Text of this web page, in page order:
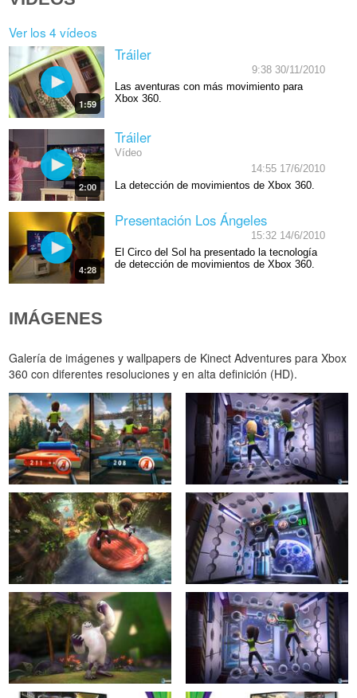
Ver los 4 vídeos
1:59
Tráiler
9:38 30/11/2010
Las aventuras con más movimiento para
Xbox 360.
2:00
Tráiler
Vídeo
14:55 17/6/2010
La detección de movimientos de Xbox 360.
4:28
Presentación Los Ángeles
15:32 14/6/2010
El Circo del Sol ha presentado la tecnología
de detección de movimientos de Xbox 360.
IMÁGENES
Galería de imágenes y wallpapers de Kinect Adventures para Xbox
360 con diferentes resoluciones y en alta definición (HD).